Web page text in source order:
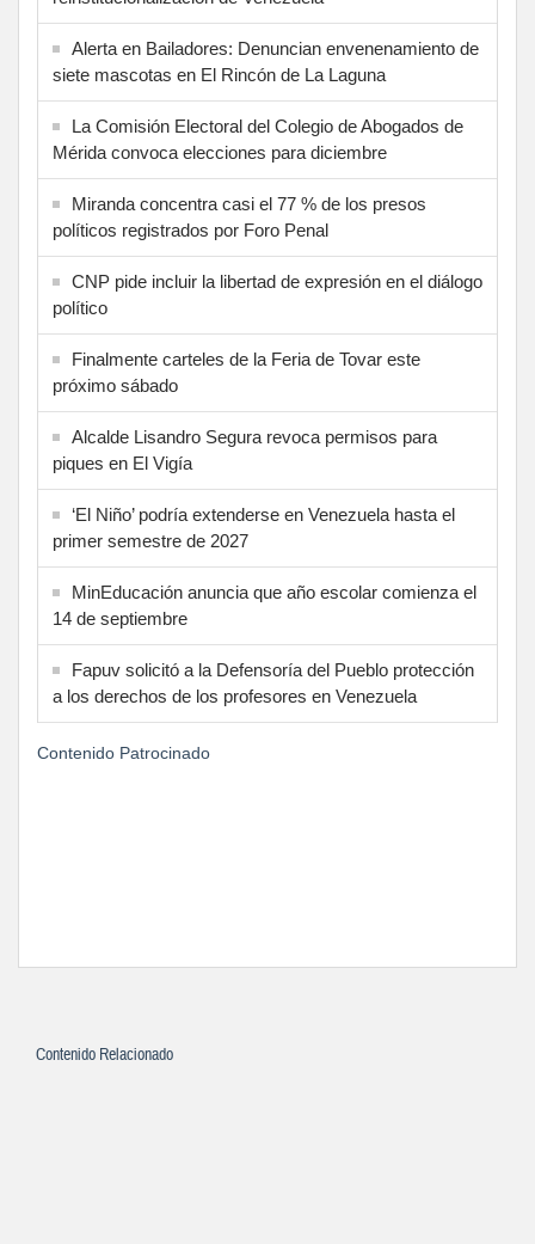
Alerta en Bailadores: Denuncian envenenamiento de
siete mascotas en El Rincón de La Laguna
La Comisión Electoral del Colegio de Abogados de
Mérida convoca elecciones para diciembre
Miranda concentra casi el 77 % de los presos
políticos registrados por Foro Penal
CNP pide incluir la libertad de expresión en el diálogo
político
Finalmente carteles de la Feria de Tovar este
próximo sábado
Alcalde Lisandro Segura revoca permisos para
piques en El Vigía
‘El Niño’ podría extenderse en Venezuela hasta el
primer semestre de 2027
MinEducación anuncia que año escolar comienza el
14 de septiembre
Fapuv solicitó a la Defensoría del Pueblo protección
a los derechos de los profesores en Venezuela
Contenido Patrocinado
Contenido Relacionado